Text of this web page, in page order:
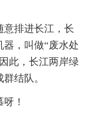
意排进长江，长
，叫做“废水处
此，长江两岸绿
结队。
！